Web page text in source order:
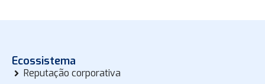
Ecossistema
Reputação corporativa